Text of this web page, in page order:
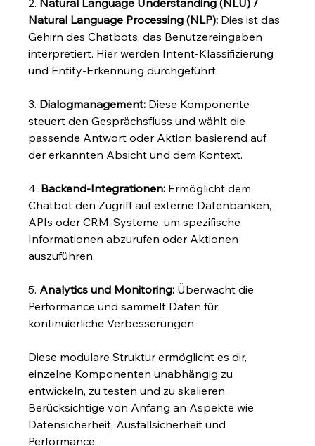
Natural Language Processing (NLP): Dies ist das
Gehirn des Chatbots, das Benutzereingaben
interpretiert. Hier werden Intent-Klassifizierung
und Entity-Erkennung durchgeführt.
3. Dialogmanagement: Diese Komponente
steuert den Gesprächsfluss und wählt die
passende Antwort oder Aktion basierend auf
der erkannten Absicht und dem Kontext.
4. Backend-Integrationen: Ermöglicht dem
Chatbot den Zugriff auf externe Datenbanken,
APIs oder CRM-Systeme, um spezifische
Informationen abzurufen oder Aktionen
auszuführen.
5. Analytics und Monitoring: Überwacht die
Performance und sammelt Daten für
kontinuierliche Verbesserungen.
Diese modulare Struktur ermöglicht es dir,
einzelne Komponenten unabhängig zu
entwickeln, zu testen und zu skalieren.
Berücksichtige von Anfang an Aspekte wie
Datensicherheit, Ausfallsicherheit und
Performance.